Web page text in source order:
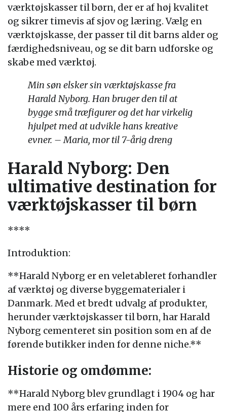
værktøjskasser til børn, der er af høj kvalitet
og sikrer timevis af sjov og læring. Vælg en
værktøjskasse, der passer til dit barns alder og
færdighedsniveau, og se dit barn udforske og
skabe med værktøj.
Min søn elsker sin værktøjskasse fra
Harald Nyborg. Han bruger den til at
bygge små træfigurer og det har virkelig
hjulpet med at udvikle hans kreative
evner. – Maria, mor til 7-årig dreng
Harald Nyborg: Den
ultimative destination for
værktøjskasser til børn
****
Introduktion:
**Harald Nyborg er en veletableret forhandler
af værktøj og diverse byggematerialer i
Danmark. Med et bredt udvalg af produkter,
herunder værktøjskasser til børn, har Harald
Nyborg cementeret sin position som en af de
førende butikker inden for denne niche.**
Historie og omdømme:
**Harald Nyborg blev grundlagt i 1904 og har
mere end 100 års erfaring inden for